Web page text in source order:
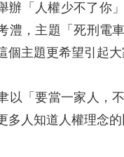
辦「人權少不了你
澧，主題「死刑電
個主題更希望引起大
以「要當一家人，
多人知道人權理念的